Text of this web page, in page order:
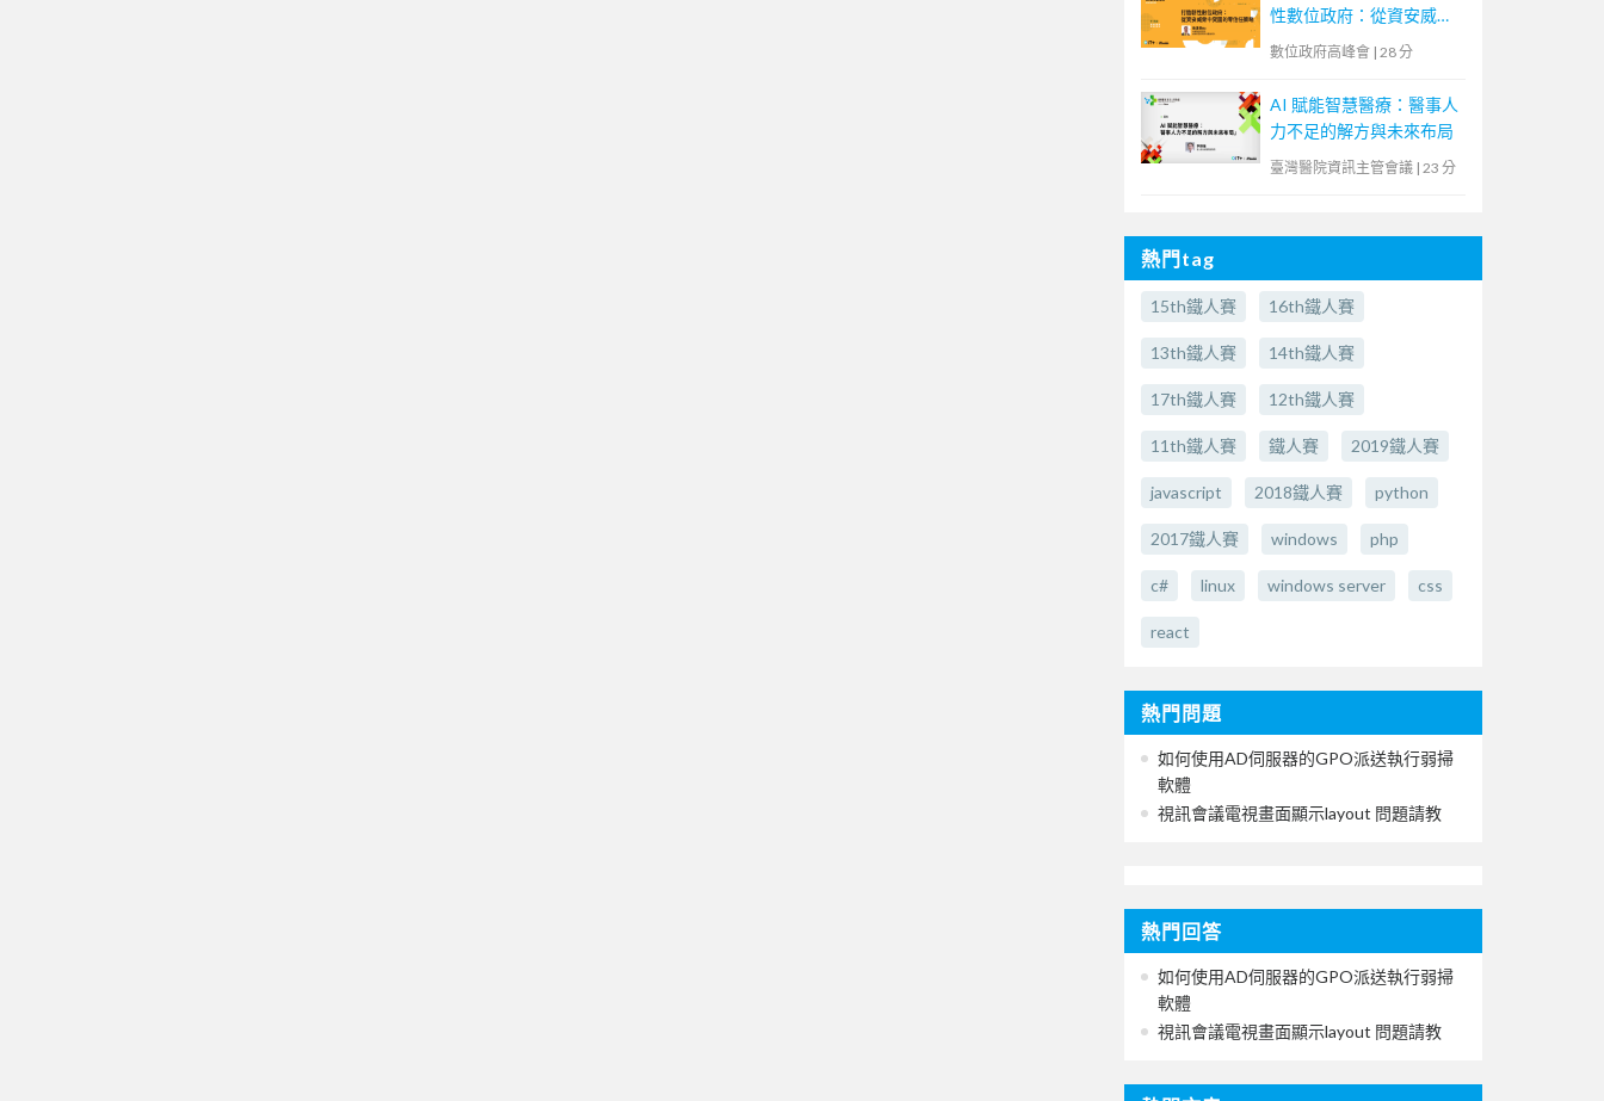
性數位政府：從資安威脅
中突圍的零信任策略】
數位政府高峰會 | 28 分
AI 賦能智慧醫療：醫事人
力不足的解方與未來布局
臺灣醫院資訊主管會議 | 23 分
熱門tag
15th鐵人賽 16th鐵人賽
13th鐵人賽 14th鐵人賽
17th鐵人賽 12th鐵人賽
11th鐵人賽 鐵人賽 2019鐵人賽
javascript 2018鐵人賽 python
2017鐵人賽 windows php
c# linux windows server css
react
熱門問題
如何使用AD伺服器的GPO派送執行弱掃
軟體
視訊會議電視畫面顯示layout 問題請教
熱門回答
如何使用AD伺服器的GPO派送執行弱掃
軟體
視訊會議電視畫面顯示layout 問題請教